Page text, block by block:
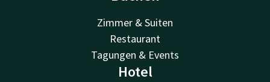
Zimmer & Suiten
Restaurant
Tagungen & Events
Hotel